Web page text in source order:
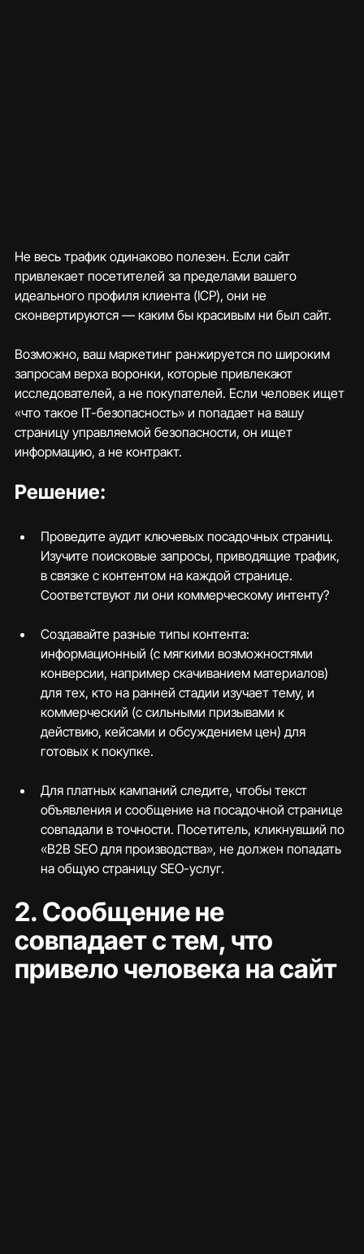
Не весь трафик одинаково полезен. Если сайт
привлекает посетителей за пределами вашего
идеального профиля клиента (ICP), они не
сконвертируются — каким бы красивым ни был сайт.
Возможно, ваш маркетинг ранжируется по широким
запросам верха воронки, которые привлекают
исследователей, а не покупателей. Если человек ищет
«что такое IT-безопасность» и попадает на вашу
страницу управляемой безопасности, он ищет
информацию, а не контракт.
Решение:
Проведите аудит ключевых посадочных страниц.
Изучите поисковые запросы, приводящие трафик,
в связке с контентом на каждой странице.
Соответствуют ли они коммерческому интенту?
Создавайте разные типы контента:
информационный (с мягкими возможностями
конверсии, например скачиванием материалов)
для тех, кто на ранней стадии изучает тему, и
коммерческий (с сильными призывами к
действию, кейсами и обсуждением цен) для
готовых к покупке.
Для платных кампаний следите, чтобы текст
объявления и сообщение на посадочной странице
совпадали в точности. Посетитель, кликнувший по
«B2B SEO для производства», не должен попадать
на общую страницу SEO-услуг.
2. Сообщение не
совпадает с тем, что
привело человека на сайт